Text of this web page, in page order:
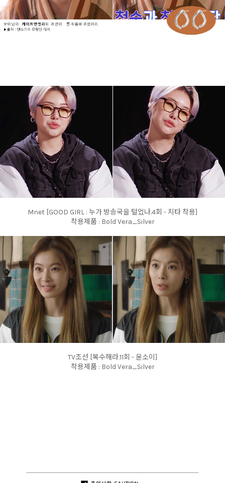
Mnet [GOOD GIRL : 누가 방송국을 털었나.4회 - 치타 착용]
착용제품 : Bold Vera_Silver
TV조선 [복수해라.11회 - 윤소이]
착용제품 : Bold Vera_Silver